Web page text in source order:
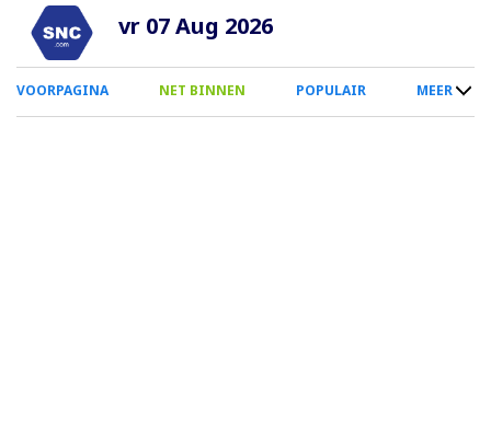
Overslaan
naar
inhoud
vr 07 Aug 2026
0
Smartphone
VOORPAGINA NET BINNEN POPULAIR MEER